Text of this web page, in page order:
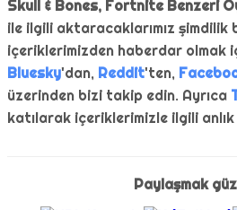
Skull & Bones, Fortnite Benzeri
ile ilgili aktaracaklarımız şimdilik
içeriklerimizden haberdar olmak
Bluesky'dan, Reddit'ten,
üzerinden bizi takip edin. Ayrıca
katılarak içeriklerimizle ilgili
Paylaşmak